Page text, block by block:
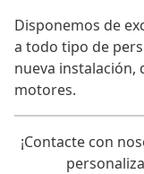
Disponemos de
a todo tipo de
nueva instalación,
motores.
¡Contacte con